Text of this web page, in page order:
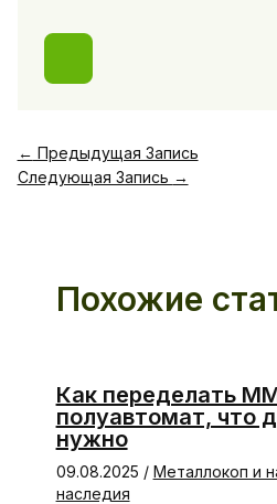
← Предыдущая Запись
Следующая Запись →
Похожие
Как переделать
полуавтомат, что
нужно
09.08.2025 / Металлокоп и
наследия